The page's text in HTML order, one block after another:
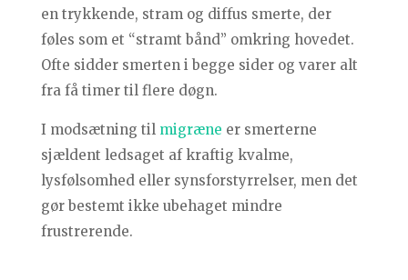
en trykkende, stram og diffus smerte, der
føles som et “stramt bånd” omkring hovedet.
Ofte sidder smerten i begge sider og varer alt
fra få timer til flere døgn.
I modsætning til migræne er smerterne
sjældent ledsaget af kraftig kvalme,
lysfølsomhed eller synsforstyrrelser, men det
gør bestemt ikke ubehaget mindre
frustrerende.